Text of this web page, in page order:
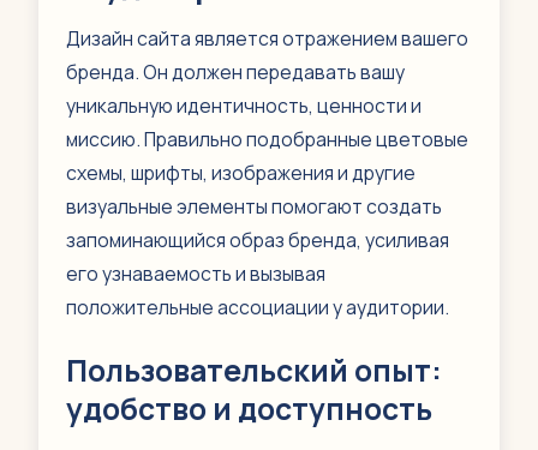
Дизайн сайта является отражением вашего
бренда. Он должен передавать вашу
уникальную идентичность, ценности и
миссию. Правильно подобранные цветовые
схемы, шрифты, изображения и другие
визуальные элементы помогают создать
запоминающийся образ бренда, усиливая
его узнаваемость и вызывая
положительные ассоциации у аудитории.
Пользовательский опыт:
удобство и доступность